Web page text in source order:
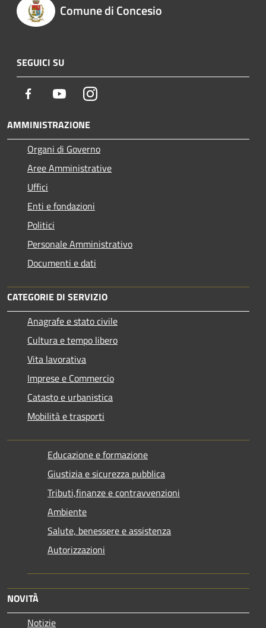
Comune di Concesio
SEGUICI SU
Facebook YoutubeInstagram
AMMINISTRAZIONE
Organi di Governo
Aree Amministrative
Uffici
Enti e fondazioni
Politici
Personale Amministrativo
Documenti e dati
CATEGORIE DI SERVIZIO
Anagrafe e stato civile
Cultura e tempo libero
Vita lavorativa
Imprese e Commercio
Catasto e urbanistica
Mobilità e trasporti
Educazione e formazione
Giustizia e sicurezza pubblica
Tributi,finanze e contravvenzioni
Ambiente
Salute, benessere e assistenza
Autorizzazioni
NOVITÀ
Notizie